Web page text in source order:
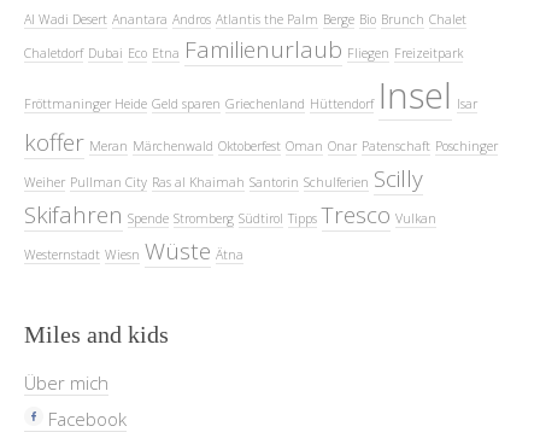
Al Wadi Desert Anantara Andros Atlantis the Palm Berge Bio Brunch Chalet
Chaletdorf Dubai Eco Etna Familienurlaub Fliegen Freizeitpark
Fröttmaninger Heide Geld sparen Griechenland Hüttendorf Insel Isar
koffer Meran Märchenwald Oktoberfest Oman Onar Patenschaft Poschinger
Weiher Pullman City Ras al Khaimah Santorin Schulferien Scilly
Skifahren Spende Stromberg Südtirol Tipps Tresco Vulkan
Westernstadt Wiesn Wüste Ätna
Miles and kids
Über mich
Facebook